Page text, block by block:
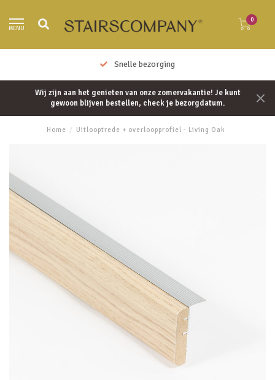
MENU
0
Snelle bezorging
Wij zijn aan het genieten van onze zomervakantie! Je kunt
gewoon blijven bestellen, check je bezorgdatum.
Home / Uitlooptrede + overloopprofiel - Living Oak